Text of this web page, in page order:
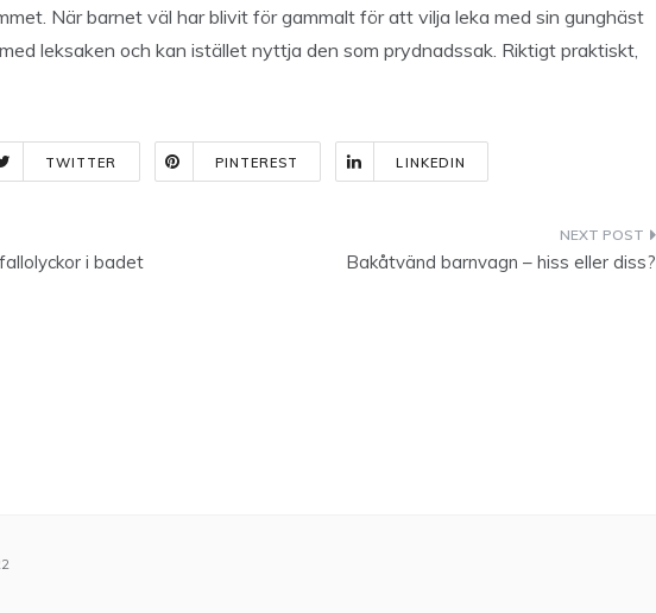
När barnet väl har blivit för gammalt för att vilja leka med sin gunghäst
leksaken och kan istället nyttja den som prydnadssak. Riktigt praktiskt,
TWITTER PINTEREST LINKEDIN
i badet Bakåtvänd barnvagn – hiss eller diss?